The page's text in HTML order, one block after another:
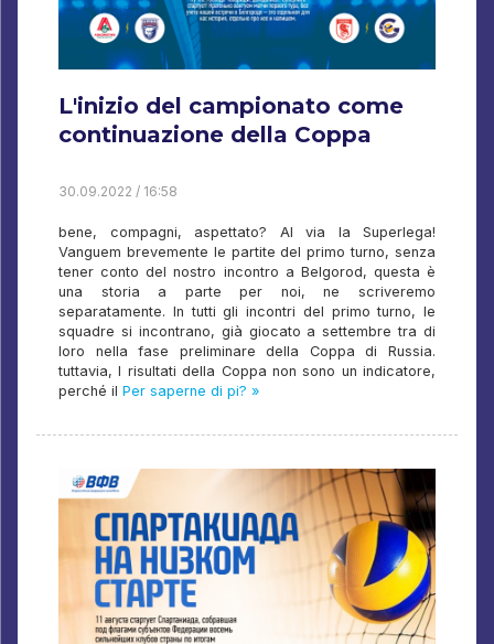
L'inizio del campionato come
continuazione della Coppa
30.09.2022 / 16:58
bene, compagni, aspettato? Al via la Superlega!
Vanguem brevemente le partite del primo turno, senza
tener conto del nostro incontro a Belgorod, questa è
una storia a parte per noi, ne scriveremo
separatamente. In tutti gli incontri del primo turno, le
squadre si incontrano, già giocato a settembre tra di
loro nella fase preliminare della Coppa di Russia.
tuttavia, I risultati della Coppa non sono un indicatore,
perché il Per saperne di pi? »